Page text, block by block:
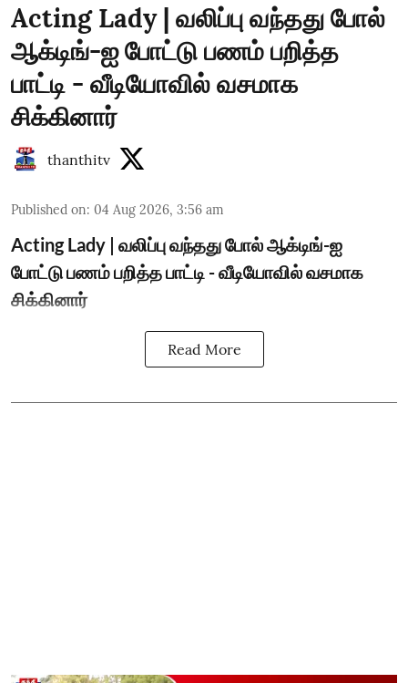
Acting Lady | வலிப்பு வந்தது போல்
ஆக்டிங்-ஐ போட்டு பணம் பறித்த
பாட்டி - வீடியோவில் வசமாக
சிக்கினார்
thanthitv
Published on: 04 Aug 2026, 3:56 am
Acting Lady | வலிப்பு வந்தது போல் ஆக்டிங்-ஐ
போட்டு பணம் பறித்த பாட்டி - வீடியோவில் வசமாக
சிக்கினார்
Read More